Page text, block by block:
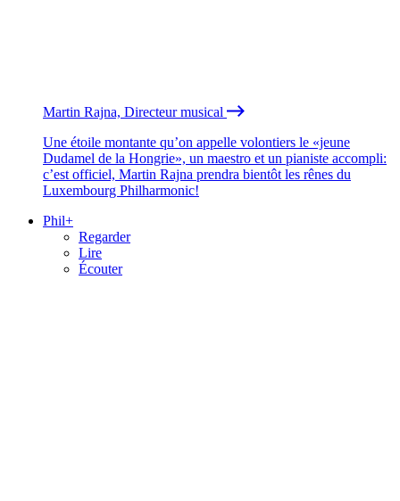
Martin Rajna, Directeur musical
Une étoile montante qu’on appelle volontiers le «jeune
Dudamel de la Hongrie», un maestro et un pianiste accompli:
c’est officiel, Martin Rajna prendra bientôt les rênes du
Luxembourg Philharmonic!
Phil+
Regarder
Lire
Écouter